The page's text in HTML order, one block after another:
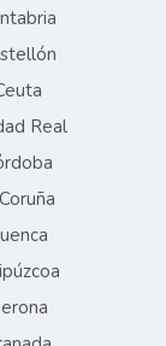
Real